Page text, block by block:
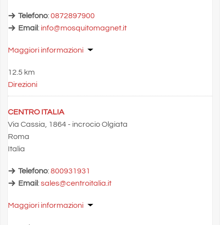
Telefono:0872897900
Email: info@mosquitomagnet.it
Maggiori informazioni
12.5 km
Direzioni
CENTRO ITALIA
Via Cassia, 1864 - incrocio Olgiata
Roma
Italia
Telefono:800931931
Email:sales@centroitalia.it
Maggiori informazioni